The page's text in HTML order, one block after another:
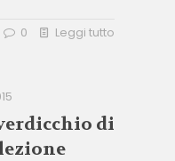
0 Leggi tutto
di